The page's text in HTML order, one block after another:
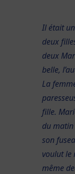
Il était
deux
deux
belle,
La
fille.
du
son
voulut le
même